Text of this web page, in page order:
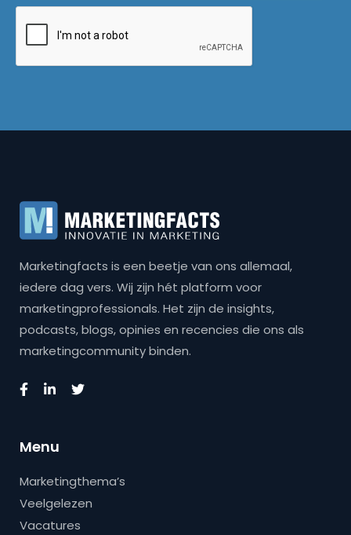
Marketingfacts is een beetje van ons allemaal,
iedere dag vers. Wij zijn hét platform voor
marketingprofessionals. Het zijn de insights,
podcasts, blogs, opinies en recencies die ons als
marketingcommunity binden.
Menu
Marketingthema’s
Veelgelezen
Vacatures